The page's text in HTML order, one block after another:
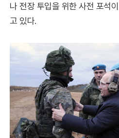
나 전장 투입을 위한 사전 포석
고 있다.